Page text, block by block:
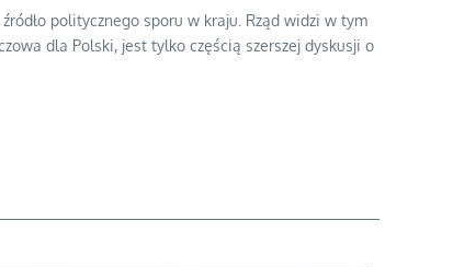
politycznego sporu w kraju. Rząd widzi w tym
dla Polski, jest tylko częścią szerszej dyskusji o